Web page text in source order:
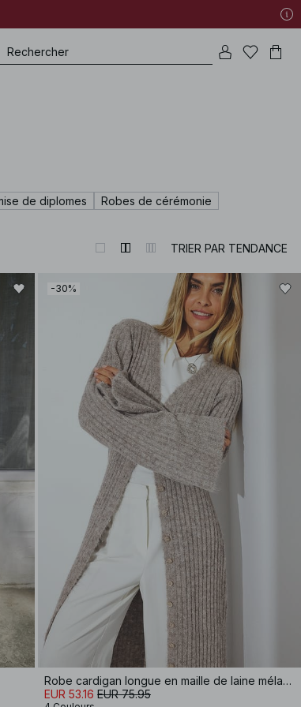
de diplomes Robes de cérémonie
TRIER PAR TENDANCE
-30%
Robe cardigan longue en maille de laine mélangée
EUR 53.16 EUR 75.95